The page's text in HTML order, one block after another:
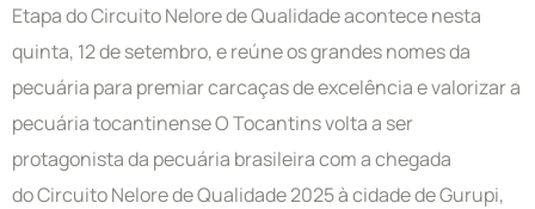
Etapa do Circuito Nelore de Qualidade acontece nesta
quinta, 12 de setembro, e reúne os grandes nomes da
pecuária para premiar carcaças de excelência e valorizar a
pecuária tocantinense O Tocantins volta a ser
protagonista da pecuária brasileira com a chegada
do Circuito Nelore de Qualidade 2025 à cidade de Gurupi,